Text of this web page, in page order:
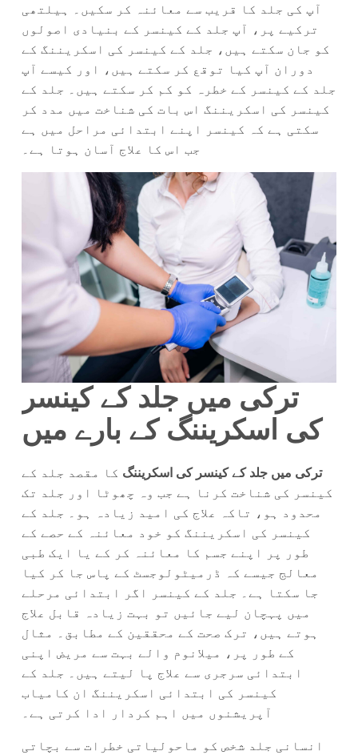
آپ کی جلد کا قریب سے معائنہ کر سکیں۔ ہیلتھی
ترکیے پر، آپ جلد کے کینسر کے بنیادی اصولوں
کو جان سکتے ہیں، جلد کے کینسر کی اسکریننگ کے
دوران آپ کیا توقع کر سکتے ہیں، اور کیسے آپ
جلد کے کینسر کے خطرہ کو کم کر سکتے ہیں۔ جلد کے
کینسر کی اسکریننگ اس بات کی شناخت میں مدد کر
سکتی ہے کہ کینسر اپنے ابتدائی مراحل میں ہے
جب اس کا علاج آسان ہوتا ہے۔
ترکی میں جلد کے کینسر
کی اسکریننگ کے بارے میں
ترکی میں جلد کے کینسر کی اسکریننگ کا مقصد جلد کے
کینسر کی شناخت کرنا ہے جب وہ چھوٹا اور جلد تک
محدود ہو، تاکہ علاج کی امید زیادہ ہو۔ جلد کے
کینسر کی اسکریننگ کو خود معائنہ کے حصے کے
طور پر اپنے جسم کا معائنہ کر کے یا ایک طبی
معالج جیسے کہ ڈرمیٹولوجسٹ کے پاس جا کر کیا
جا سکتا ہے۔ جلد کے کینسر اگر ابتدائی مرحلے
میں پہچان لیے جائیں تو بہت زیادہ قابل علاج
ہوتے ہیں، ترک صحت کے محققین کے مطابق۔ مثال
کے طور پر، میلانوم والے بہت سے مریض اپنی
ابتدائی سرجری سے علاج پا لیتے ہیں۔ جلد کے
کینسر کی ابتدائی اسکریننگ ان کامیاب
آپریشنوں میں اہم کردار ادا کرتی ہے۔
انسانی جلد شخص کو ماحولیاتی خطرات سے بچاتی